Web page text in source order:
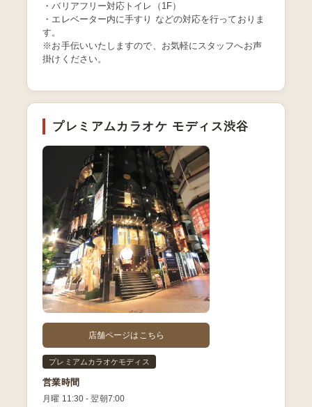
・バリアフリー対応トイレ（1F）
・エレベーター内に手すり などの対応を行っておりま
す。
※お手伝いいたしますので、お気軽にスタッフへお声
掛けください。
プレミアムカラオケ モディス渋谷
店舗ページはこちら
プレミアムカラオケモディス
営業時間
月曜 11:30 - 翌朝7:00